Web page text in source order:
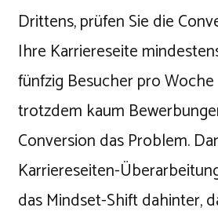
Drittens, prüfen Sie die
Ihre Karriereseite
fünfzig Besucher pro
trotzdem kaum
Conversion das Problem.
Karriereseiten-
das Mindset-Shift dahinter,